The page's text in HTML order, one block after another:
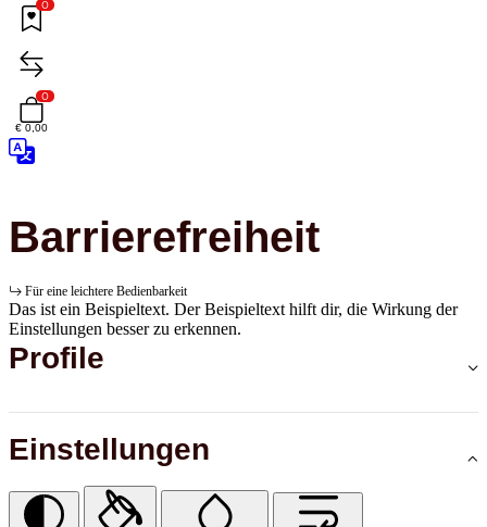
0
0
€ 0,00
Barrierefreiheit
Für eine leichtere Bedienbarkeit
Das ist ein Beispieltext. Der Beispieltext hilft dir, die Wirkung der
Einstellungen besser zu erkennen.
Profile
Einstellungen